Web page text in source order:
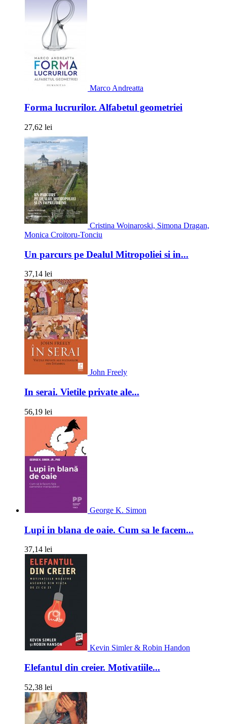
Marco Andreatta
Forma lucrurilor. Alfabetul geometriei
27,62 lei
Cristina Woinaroski, Simona Dragan,
Monica Croitoru-Tonciu
Un parcurs pe Dealul Mitropoliei si in...
37,14 lei
John Freely
In serai. Vietile private ale...
56,19 lei
George K. Simon
Lupi in blana de oaie. Cum sa le facem...
37,14 lei
Kevin Simler & Robin Handon
Elefantul din creier. Motivatiile...
52,38 lei